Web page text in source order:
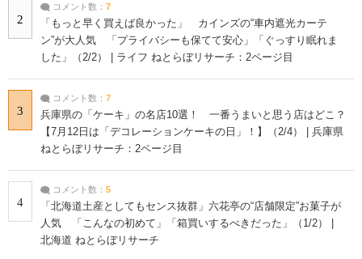
2
コメント数： 7
「もっと早く買えば良かった」 カインズの“車内遮光カーテ
ン”が大人気 「プライバシーも保てて安心」「ぐっすり眠れま
した」（2/2） | ライフ ねとらぼリサーチ：2ページ目
3
コメント数： 7
兵庫県の「ケーキ」の名店10選！ 一番うまいと思う店はどこ？
【7月12日は「デコレーションケーキの日」！】（2/4） | 兵庫県
ねとらぼリサーチ：2ページ目
4
コメント数： 5
「北海道土産としてもセンス抜群」六花亭の“店舗限定”お菓子が
人気 「こんなの初めて」「箱買いするべきだった」（1/2） |
北海道 ねとらぼリサーチ